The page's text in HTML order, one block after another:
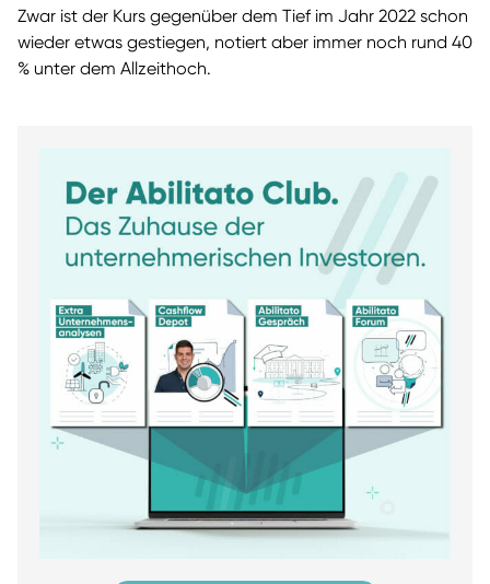
Zwar ist der Kurs gegenüber dem Tief im Jahr 2022 schon
wieder etwas gestiegen, notiert aber immer noch rund 40
% unter dem Allzeithoch.